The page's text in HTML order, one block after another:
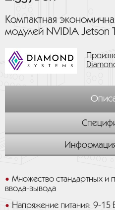
Компактная
модулей NVIDIA Jetson
Информация
Множество стандартных
ввода-вывода
Напряжение питания: 9-15